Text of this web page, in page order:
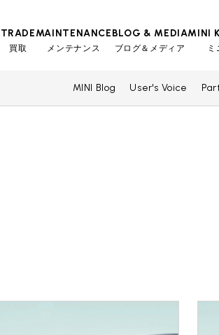
TRADE
買取
ローバーミニ買取査定依頼
MAINTENANCE
メンテナンス
TOP
BLOG & MEDIA
ブログ＆メディア
TOP
MINI
ミ
MINI Blog User's Voice